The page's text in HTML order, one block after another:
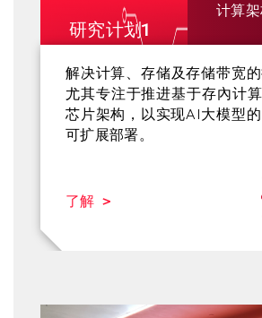
研究计划1
计算
解决计算、存储及存储带宽的
尤其专注于推进基于存內计
芯片架构，以实现AI大模型
可扩展部署。
了解